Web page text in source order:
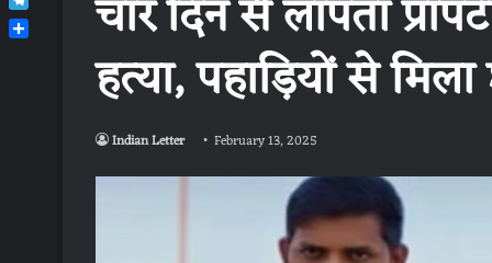
चार दिन से लापता
हत्या, पहाड़ियों से
Indian Letter February 13, 2025
Telegram